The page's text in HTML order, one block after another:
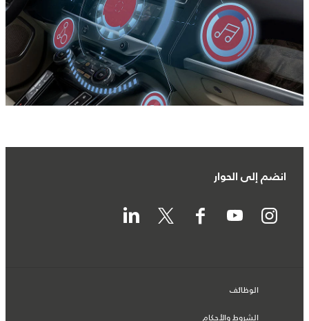
انضم إلى الحوار
الوظائف
الشروط والأحكام